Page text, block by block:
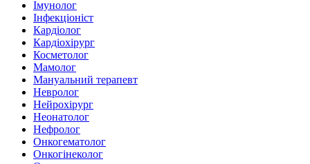
Імунолог
Інфекціоніст
Кардіолог
Кардіохірург
Косметолог
Мамолог
Мануальний терапевт
Невролог
Нейрохірург
Неонатолог
Нефролог
Онкогематолог
Онкогінеколог